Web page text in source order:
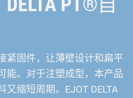
紧固件，让薄壁设计和扁平
能。对于注塑成型，本产品
又缩短周期。EJOT DELTA